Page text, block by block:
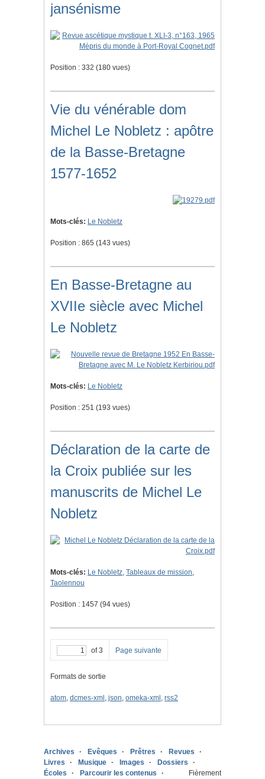
jansénisme
Position : 332 (180 vues)
Vie du vénérable dom
Michel Le Nobletz : apôtre
de la Basse-Bretagne
1577-1652
Mots-clés: Le Nobletz
Position : 865 (143 vues)
En Basse-Bretagne au
XVIIe siècle avec Michel
Le Nobletz
Mots-clés: Le Nobletz
Position : 251 (193 vues)
Déclaration de la carte de
la Croix publiée sur les
manuscrits de Michel Le
Nobletz
Mots-clés: Le Nobletz, Tableaux de mission,
Taolennou
Position : 1457 (94 vues)
of 3 Page suivante
Formats de sortie
atom, dcmes-xml , json, omeka-xml , rss2
Archives Evêques Prêtres
Revues
Livres
Musique Images
Dossiers
Écoles
Parcourir les contenus Fièrement